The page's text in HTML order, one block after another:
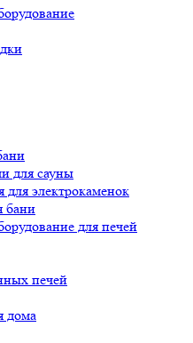
для сауны
электрокаменок
бани
для печей
печей
дома